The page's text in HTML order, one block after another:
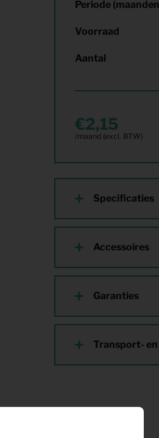
Periode
Voorraad
Aantal
2,15
Specificaties
Accessoires
Garanties
Transport-